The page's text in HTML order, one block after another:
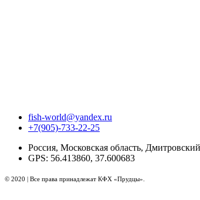
fish-world@yandex.ru
+7(905)-733-22-25
Россия, Московская область,
GPS: 56.413860, 37.600683
© 2020 | Все права принадлежат КФХ «Прудцы».